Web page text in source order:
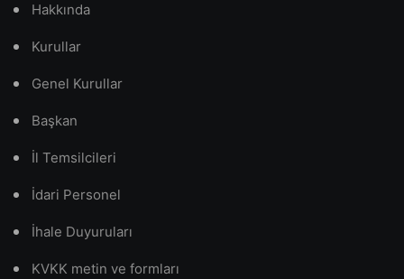
Hakkında
Kurullar
Genel Kurullar
Başkan
İl Temsilcileri
İdari Personel
İhale Duyuruları
KVKK metin ve formları